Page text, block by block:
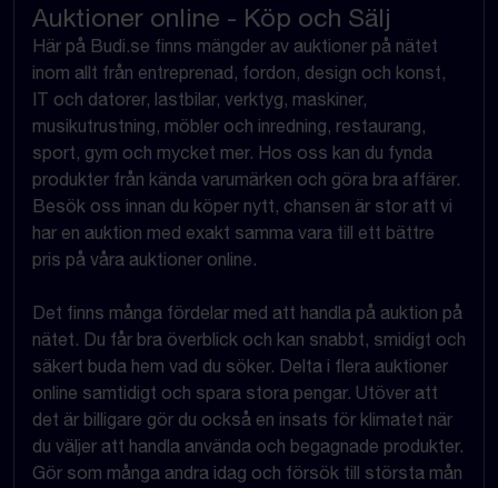
Auktioner online - Köp och Sälj
Här på Budi.se finns mängder av auktioner på nätet
inom allt från entreprenad, fordon, design och konst,
IT och datorer, lastbilar, verktyg, maskiner,
musikutrustning, möbler och inredning, restaurang,
sport, gym och mycket mer. Hos oss kan du fynda
produkter från kända varumärken och göra bra affärer.
Besök oss innan du köper nytt, chansen är stor att vi
har en auktion med exakt samma vara till ett bättre
pris på våra auktioner online.
Det finns många fördelar med att handla på auktion på
nätet. Du får bra överblick och kan snabbt, smidigt och
säkert buda hem vad du söker. Delta i flera auktioner
online samtidigt och spara stora pengar. Utöver att
det är billigare gör du också en insats för klimatet när
du väljer att handla använda och begagnade produkter.
Gör som många andra idag och försök till största mån